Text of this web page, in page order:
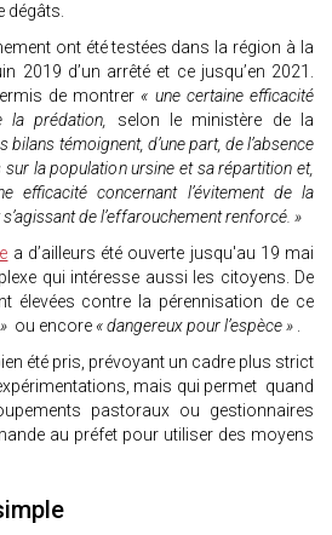
dégâts.
ont été testées dans la région à la
2019 d’un arrêté et ce jusqu’en 2021.
de montrer « une certaine efficacité
la prédation, selon le ministère de la
bilans témoignent, d’une part, de l’absence
la population ursine et sa répartition et,
efficacité concernant l’évitement de la
de l’effarouchement renforcé. »
a d’ailleurs été ouverte jusqu'au 19 mai
qui intéresse aussi les citoyens. De
élevées contre la pérennisation de ce
ou encore « dangereux pour l’espèce » .
été pris, prévoyant un cadre plus strict
mais qui permet quand
pastoraux ou gestionnaires
au préfet pour utiliser des moyens